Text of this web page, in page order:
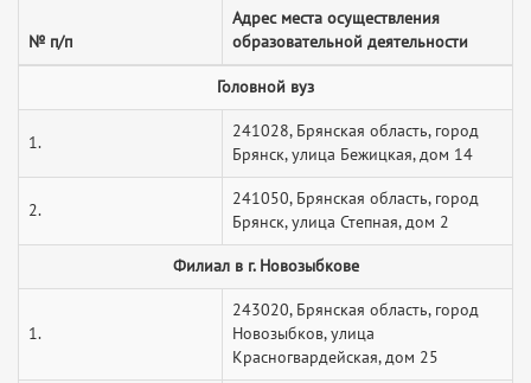
№ п/п
Адрес места осуществления
образовательной деятельности
Головной вуз
1.
241028, Брянская область, город
Брянск, улица Бежицкая, дом 14
2.
241050, Брянская область, город
Брянск, улица Степная, дом 2
Филиал в г. Новозыбкове
1.
243020, Брянская область, город
Новозыбков, улица
Красногвардейская, дом 25